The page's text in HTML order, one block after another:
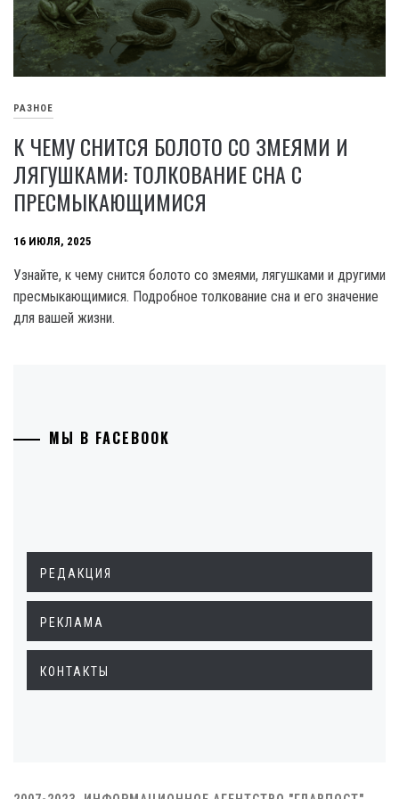
РАЗНОЕ
К ЧЕМУ СНИТСЯ БОЛОТО СО ЗМЕЯМИ И
ЛЯГУШКАМИ: ТОЛКОВАНИЕ СНА С
ПРЕСМЫКАЮЩИМИСЯ
16 ИЮЛЯ, 2025
Узнайте, к чему снится болото со змеями, лягушками и другими
пресмыкающимися. Подробное толкование сна и его значение
для вашей жизни.
МЫ В FACEBOOK
РЕДАКЦИЯ
РЕКЛАМА
КОНТАКТЫ